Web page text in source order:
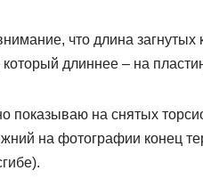
что длина загнутых
который длиннее – на
показываю на снятых
на фотографии конец